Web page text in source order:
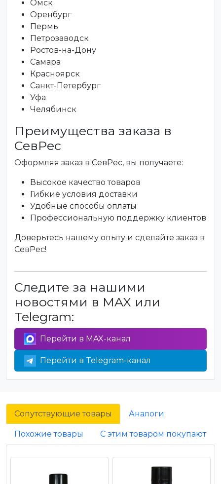
Омск
Оренбург
Пермь
Петрозаводск
Ростов-на-Дону
Самара
Красноярск
Санкт-Петербург
Уфа
Челябинск
Преимущества заказа в
СевРес
Оформляя заказ в СевРес, вы получаете:
Высокое качество товаров
Гибкие условия доставки
Удобные способы оплаты
Профессиональную поддержку клиентов
Доверьтесь нашему опыту и сделайте заказ в
СевРес!
Следите за нашими
новостями в MAX или
Telegram:
Перейти в MAX-канал
Перейти в Telegram-канал
Сопутствующие товары Аналоги
Похожие товары С этим товаром покупают